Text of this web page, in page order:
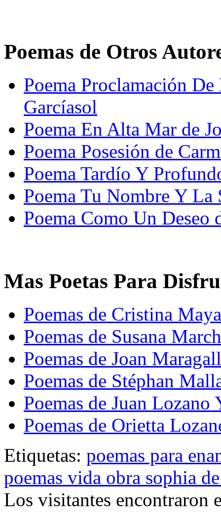
Poemas de Otros
Poema Proclamación
Garcíasol
Poema En Alta Mar de
Poema Posesión de
Poema Tardío Y
Poema Tu Nombre Y La
Poema Como Un Deseo
Mas Poetas Para
Poemas de Cristina Maya
Poemas de Susana March
Poemas de Joan Maragall
Poemas de Stéphan
Poemas de Juan Lozano
Poemas de Orietta
Etiquetas: poemas para
poemas vida obra sophia
Los visitantes encontraron